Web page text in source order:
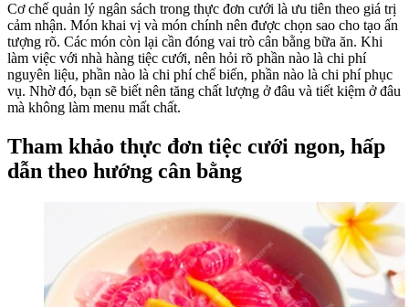
Cơ chế quản lý ngân sách trong thực đơn cưới là ưu tiên theo giá trị
cảm nhận. Món khai vị và món chính nên được chọn sao cho tạo ấn
tượng rõ. Các món còn lại cần đóng vai trò cân bằng bữa ăn. Khi
làm việc với nhà hàng tiệc cưới, nên hỏi rõ phần nào là chi phí
nguyên liệu, phần nào là chi phí chế biến, phần nào là chi phí phục
vụ. Nhờ đó, bạn sẽ biết nên tăng chất lượng ở đâu và tiết kiệm ở đâu
mà không làm menu mất chất.
Tham khảo thực đơn tiệc cưới ngon, hấp
dẫn theo hướng cân bằng